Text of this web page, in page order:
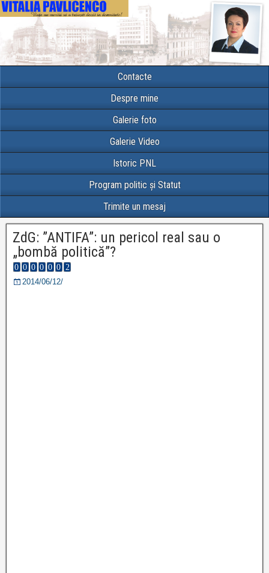
Contacte
Despre mine
Galerie foto
Galerie Video
Istoric PNL
Program politic și Statut
Trimite un mesaj
ZdG: ”ANTIFA”: un pericol real sau o
„bombă politică”?
2014/06/12/